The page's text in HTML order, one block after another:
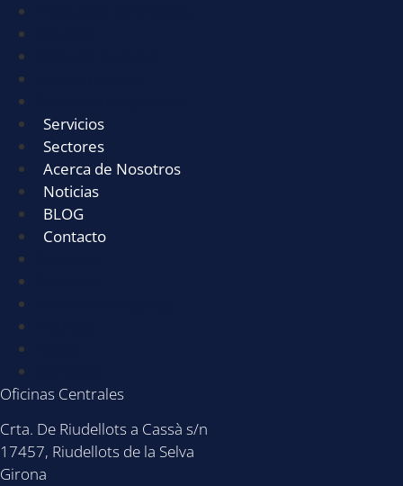
Servicios
Sectores
Acerca de Nosotros
Noticias
BLOG
Contacto
Oficinas Centrales
Crta. De Riudellots a Cassà s/n
17457, Riudellots de la Selva
Girona